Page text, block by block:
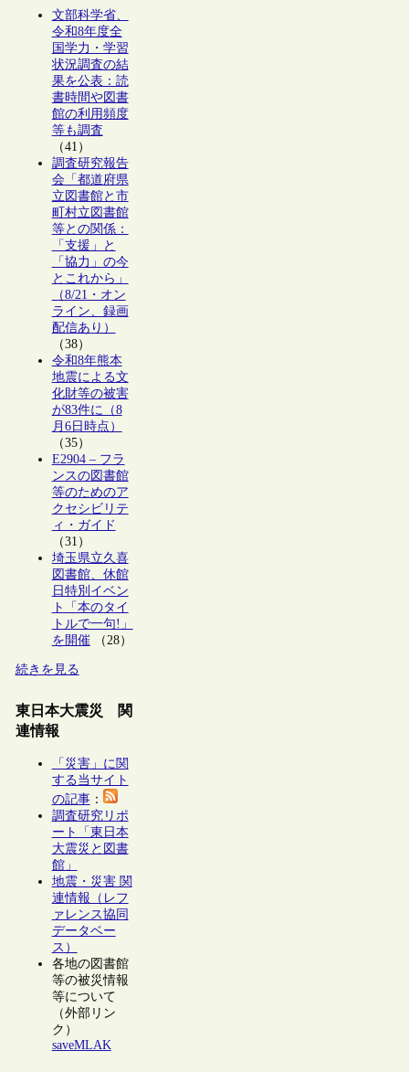
文部科学省、
令和8年度全
国学力・学習
状況調査の結
果を公表：読
書時間や図書
館の利用頻度
等も調査
（41）
調査研究報告
会「都道府県
立図書館と市
町村立図書館
等との関係：
「支援」と
「協力」の今
とこれから」
（8/21・オン
ライン、録画
配信あり）
（38）
令和8年熊本
地震による文
化財等の被害
が83件に（8
月6日時点）
（35）
E2904 – フラ
ンスの図書館
等のためのア
クセシビリテ
ィ・ガイド
（31）
埼玉県立久喜
図書館、休館
日特別イベン
ト「本のタイ
トルで一句!」
を開催（28）
続きを見る
東日本大震災 関
連情報
「災害」に関
する当サイト
の記事：
調査研究リポ
ート「東日本
大震災と図書
館」
地震・災害 関
連情報（レフ
ァレンス協同
データベー
ス）
各地の図書館
等の被災情報
等について
（外部リン
ク）
saveMLAK